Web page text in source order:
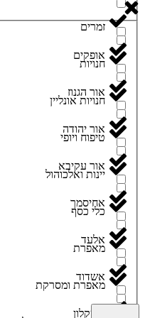
זמרים
חנויות
חנויות אונליין
טיפוח ויופי
יינות ואלכוהול
כלי כסף
מאפרת
מאפרת ומסרקת
אופקים
אור הגנוז
אור יהודה
אור עקיבא
אחיסמך
אלעד
אשדוד
אשקלון